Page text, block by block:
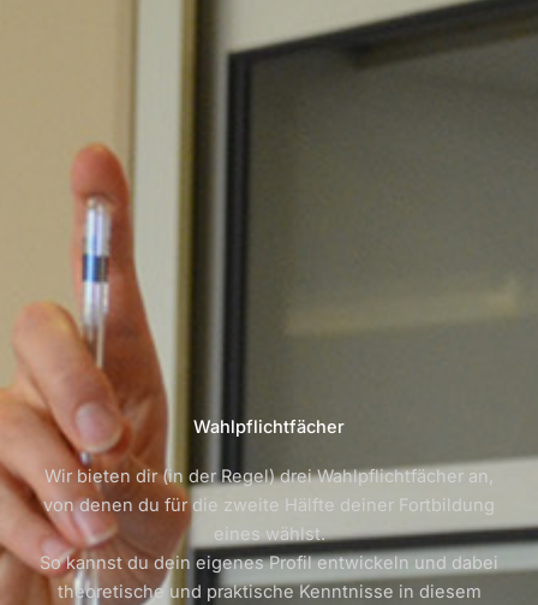
Wahlpflichtfächer
Wir bieten dir (in der Regel) drei Wahlpflichtfächer an,
von denen du für die zweite Hälfte deiner Fortbildung
eines wählst.
So kannst du dein eigenes Profil entwickeln und dabei
theoretische und praktische Kenntnisse in diesem